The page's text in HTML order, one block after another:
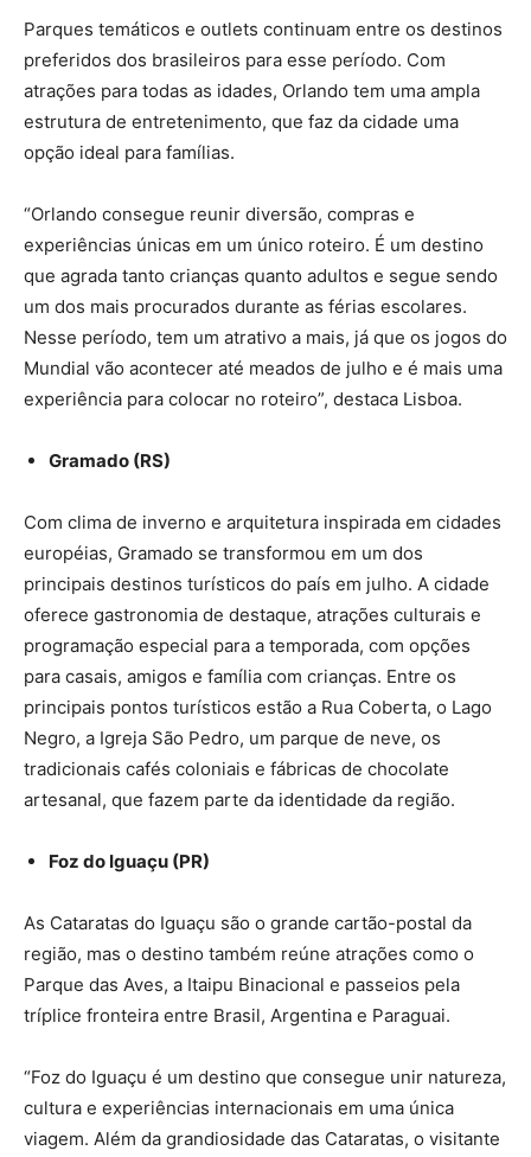
Parques temáticos e outlets continuam entre os destinos
preferidos dos brasileiros para esse período. Com
atrações para todas as idades, Orlando tem uma ampla
estrutura de entretenimento, que faz da cidade uma
opção ideal para famílias.
“Orlando consegue reunir diversão, compras e
experiências únicas em um único roteiro. É um destino
que agrada tanto crianças quanto adultos e segue sendo
um dos mais procurados durante as férias escolares.
Nesse período, tem um atrativo a mais, já que os jogos do
Mundial vão acontecer até meados de julho e é mais uma
experiência para colocar no roteiro”, destaca Lisboa.
Gramado (RS)
Com clima de inverno e arquitetura inspirada em cidades
européias, Gramado se transformou em um dos
principais destinos turísticos do país em julho. A cidade
oferece gastronomia de destaque, atrações culturais e
programação especial para a temporada, com opções
para casais, amigos e família com crianças. Entre os
principais pontos turísticos estão a Rua Coberta, o Lago
Negro, a Igreja São Pedro, um parque de neve, os
tradicionais cafés coloniais e fábricas de chocolate
artesanal, que fazem parte da identidade da região.
Foz do Iguaçu (PR)
As Cataratas do Iguaçu são o grande cartão-postal da
região, mas o destino também reúne atrações como o
Parque das Aves, a Itaipu Binacional e passeios pela
tríplice fronteira entre Brasil, Argentina e Paraguai.
“Foz do Iguaçu é um destino que consegue unir natureza,
cultura e experiências internacionais em uma única
viagem. Além da grandiosidade das Cataratas, o visitante